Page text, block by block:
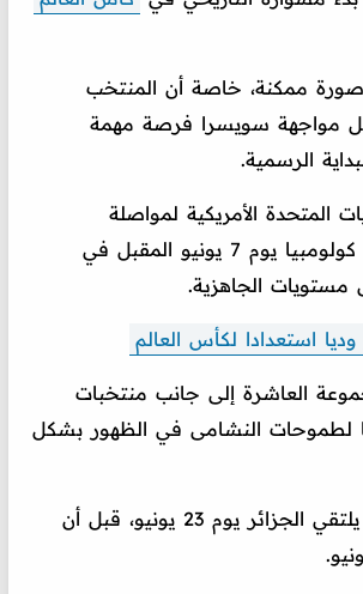
صورة ممكنة، خاصة أن المنتخب
مواجهة سويسرا فرصة مهمة
الرسمية.
المتحدة الأمريكية لمواصلة
الاستعدادات، حيث يخوض النشامى مباراة ودية أخرى أمام منتخب كولومبيا يوم 7 يونيو المقبل في
الجاهزية.
استعدادا لكأس العالم
في المجموعة العاشرة إلى جانب منتخبات
لطموحات النشامى في الظهور بشكل
ويفتتح المنتخب الأردني مشواره بمواجهة النمسا يوم 17 يونيو، ثم يلتقي الجزائر يوم 23 يونيو، قبل أن